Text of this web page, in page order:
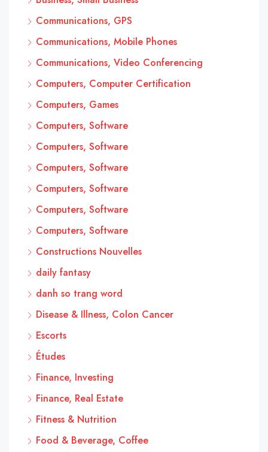
Communications, GPS
Communications, Mobile Phones
Communications, Video Conferencing
Computers, Computer Certification
Computers, Games
Computers, Software
Computers, Software
Computers, Software
Computers, Software
Computers, Software
Computers, Software
Constructions Nouvelles
daily fantasy
danh so trang word
Disease & Illness, Colon Cancer
Escorts
Études
Finance, Investing
Finance, Real Estate
Fitness & Nutrition
Food & Beverage, Coffee